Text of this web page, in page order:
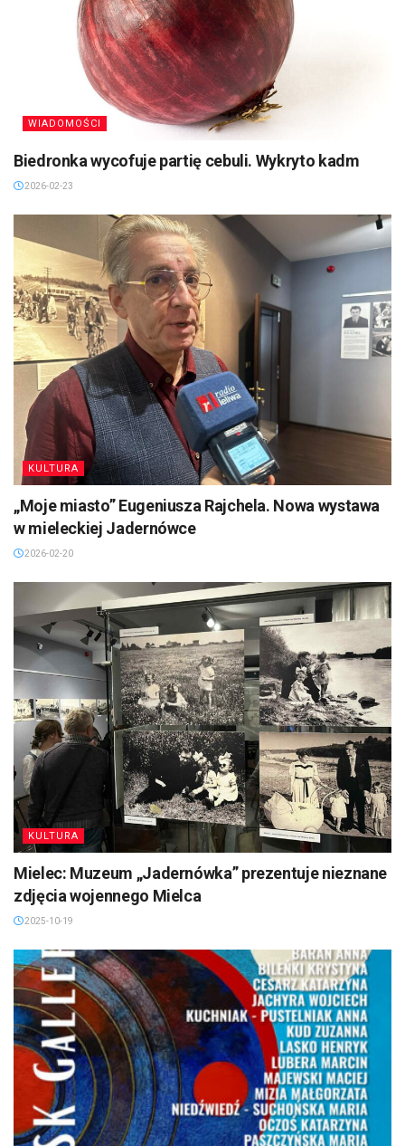
WIADOMOŚCI
Biedronka wycofuje partię cebuli. Wykryto kadm
2026-02-23
KULTURA
„Moje miasto” Eugeniusza Rajchela. Nowa wystawa
w mieleckiej Jadernówce
2026-02-20
KULTURA
Mielec: Muzeum „Jadernówka” prezentuje nieznane
zdjęcia wojennego Mielca
2025-10-19